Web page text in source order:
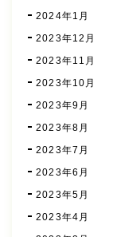
2024年1月
2023年12月
2023年11月
2023年10月
2023年9月
2023年8月
2023年7月
2023年6月
2023年5月
2023年4月